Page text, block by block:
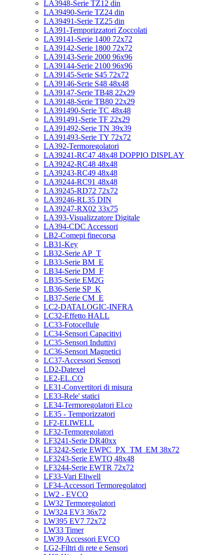
LA3948-Serie TZ12 din
LA39490-Serie TZ24 din
LA39491-Serie TZ25 din
LA391-Temporizzatori Zoccolati
LA39141-Serie 1400 72x72
LA39142-Serie 1800 72x72
LA39143-Serie 2000 96x96
LA39144-Serie 2100 96x96
LA39145-Serie S45 72x72
LA39146-Serie S48 48x48
LA39147-Serie TB48 22x29
LA39148-Serie TB80 22x29
LA391490-Serie TC 48x48
LA391491-Serie TF 22x29
LA391492-Serie TN 39x39
LA391493-Serie TY 72x72
LA392-Termoregolatori
LA39241-RC47 48x48 DOPPIO DISPLAY
LA39242-RC48 48x48
LA39243-RC49 48x48
LA39244-RC91 48x48
LA39245-RD72 72x72
LA39246-RL35 DIN
LA39247-RX02 33x75
LA393-Visualizzatore Digitale
LA394-CDC Accessori
LB2-Comepi finecorsa
LB31-Key
LB32-Serie AP_T
LB33-Serie BM_E
LB34-Serie DM_F
LB35-Serie EM2G
LB36-Serie SP_K
LB37-Serie CM_E
LC2-DATALOGIC-INFRA
LC32-Effetto HALL
LC33-Fotocellule
LC34-Sensori Capacitivi
LC35-Sensori Induttivi
LC36-Sensori Magnetici
LC37-Accessori Sensori
LD2-Datexel
LE2-EL.CO
LE31-Convertitori di misura
LE33-Rele' statici
LE34-Termoregolatori El.co
LE35 - Temporizzatori
LF2-ELIWELL
LF32-Termoregolatori
LF3241-Serie DR40xx
LF3242-Serie EWPC_PX_TM_EM 38x72
LF3243-Serie EWTQ 48x48
LF3244-Serie EWTR 72x72
LF33-Vari Eliwell
LF34-Accessori Termoregolatori
LW2 - EVCO
LW32 Termoregolatori
LW324 EV3 36x72
LW395 EV7 72x72
LW33 Timer
LW39 Accessori EVCO
LG2-Filtri di rete e Sensori